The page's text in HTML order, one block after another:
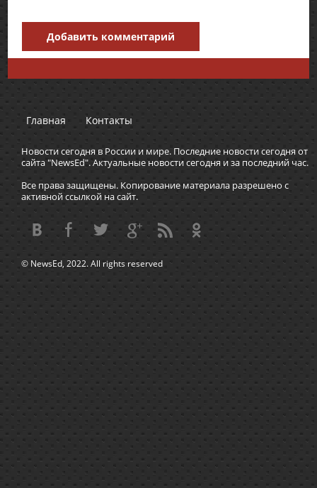
Добавить комментарий
Главная Контакты
Новости сегодня в России и мире. Последние новости сегодня от
сайта "NewsEd". Актуальные новости сегодня и за последний час.
Все права защищены. Копирование материала разрешено с
активной ссылкой на сайт.
© NewsEd, 2022. All rights reserved